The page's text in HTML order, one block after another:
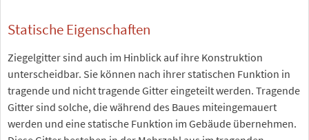
Statische Eigenschaften
Ziegelgitter sind auch im Hinblick auf ihre Konstruktion
unterscheidbar. Sie können nach ihrer statischen Funktion in
tragende und nicht tragende Gitter eingeteilt werden. Tragende
Gitter sind solche, die während des Baues miteingemauert
werden und eine statische Funktion im Gebäude übernehmen.